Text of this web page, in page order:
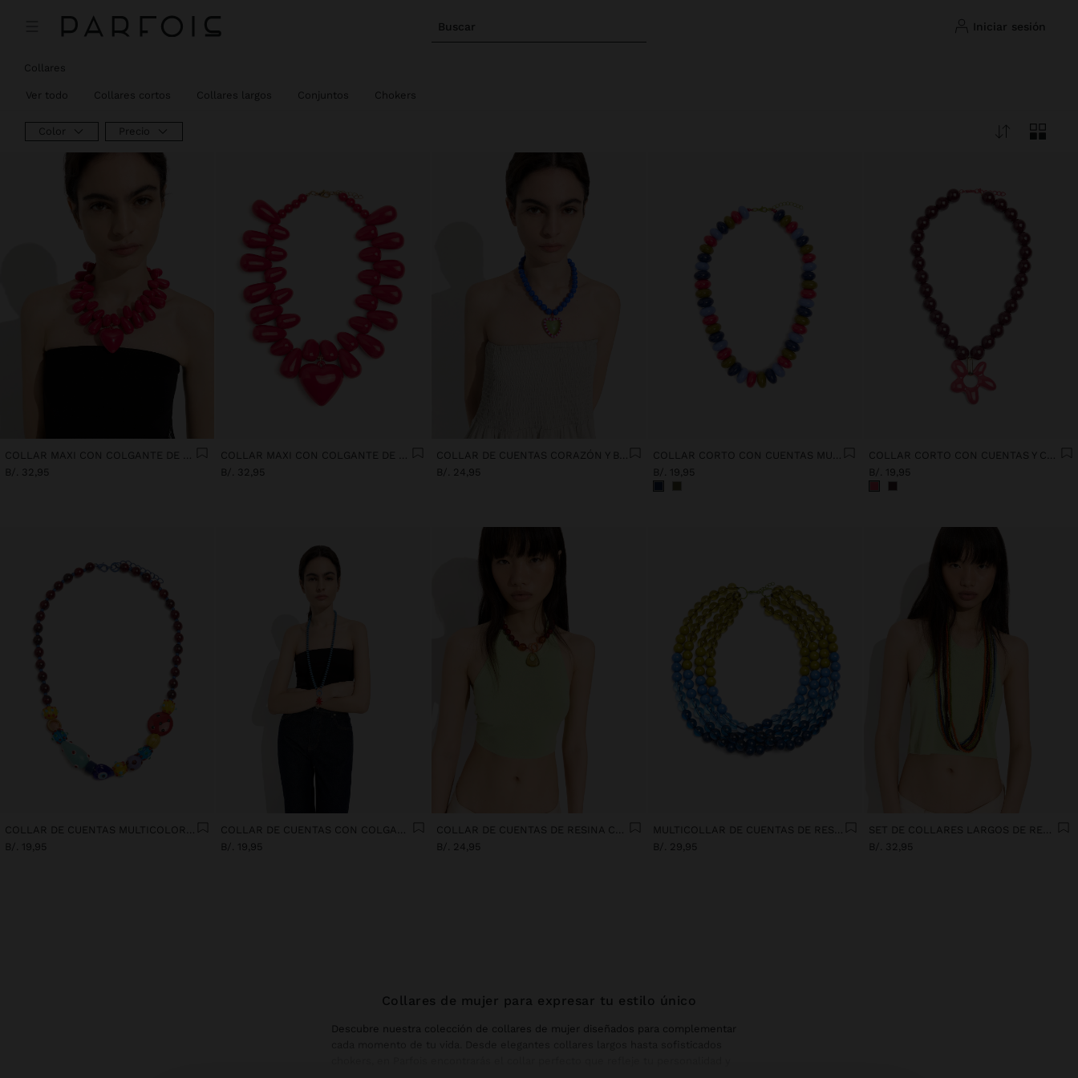
Buscar iniciar sesión
Collares
Ver todo Collares cortos Collares largos Conjuntos Chokers
Color Precio
COLLAR MAXI CON COLGANTE DE CORAZÓN
B/. 32,95
COLLAR MAXI CON COLGANTE DE CORAZÓN
B/. 32,95
COLLAR DE CUENTAS CORAZÓN Y BORDE ESMALTADO
B/. 24,95
COLLAR CORTO CON CUENTAS MULTICOLOR
B/. 19,95
COLLAR CORTO CON CUENTAS Y COLGANTE FLOR
B/. 19,95
COLLAR DE CUENTAS MULTICOLOR CON CERÁMICA
B/. 19,95
COLLAR DE CUENTAS CON COLGANTE DE SOL
B/. 19,95
COLLAR DE CUENTAS DE RESINA CON COLGANTE OVALADO
B/. 24,95
MULTICOLLAR DE CUENTAS DE RESINA EN DEGRADADO
B/. 29,95
SET DE COLLARES LARGOS DE RESINA
B/. 32,95
Collares de mujer para expresar tu estilo único
Descubre nuestra colección de collares de mujer diseñados para complementar